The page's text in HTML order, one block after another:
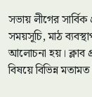
সভায় লীগের
সময়সূচি, মাঠ
আলোচনা হয়। ক্লাব
বিষয়ে বিভিন্ন